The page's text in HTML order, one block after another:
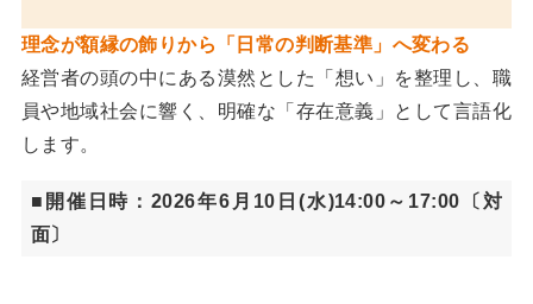
理念が額縁の飾りから「日常の判断基準」へ変わる
経営者の頭の中にある漠然とした「想い」を整理し、職
員や地域社会に響く、明確な「存在意義」として言語化
します。
■開催日時：2026年6月10日(水)14:00～17:00〔対
面〕